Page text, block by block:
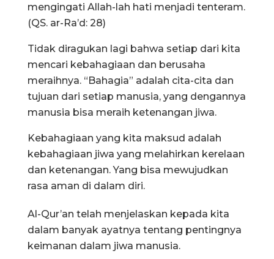
mengingati Allah-lah hati menjadi tenteram.
(QS. ar-Ra’d: 28)
Tidak diragukan lagi bahwa setiap dari kita
mencari kebahagiaan dan berusaha
meraihnya. “Bahagia” adalah cita-cita dan
tujuan dari setiap manusia, yang dengannya
manusia bisa meraih ketenangan jiwa.
Kebahagiaan yang kita maksud adalah
kebahagiaan jiwa yang melahirkan kerelaan
dan ketenangan. Yang bisa mewujudkan
rasa aman di dalam diri.
Al-Qur’an telah menjelaskan kepada kita
dalam banyak ayatnya tentang pentingnya
keimanan dalam jiwa manusia.